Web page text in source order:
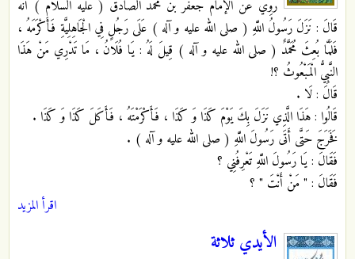
رُوِيَ عن الإمام جعفر بن محمد الصادق ( عليه السَّلام ) أنهُ
قَالَ : نَزَلَ رَسُولُ اللَّهِ ( صلى الله عليه و آله ) عَلَى رَجُلٍ فِي الْجَاهِلِيَّةِ فَأَكْرَمَهُ ،
فَلَمَّا بُعِثَ مُحَمَّدٌ ( صلى الله عليه و آله ) قِيلَ لَهُ : يَا فُلَانُ ، مَا تَدْرِي مَنْ هَذَا
النَّبِيُّ الْمَبْعُوثُ ؟!
قَالَ : لَا .
قَالُوا : هَذَا الَّذِي نَزَلَ بِكَ يَوْمَ كَذَا وَ كَذَا ، فَأَكْرَمْتَهُ ، فَأَكَلَ كَذَا وَ كَذَا .
فَخَرَجَ حَتَّى أَتَى رَسُولَ اللَّهِ ( صلى الله عليه و آله ) .
فَقَالَ : يَا رَسُولَ اللَّهِ تَعْرِفُنِي ؟
فَقَالَ : " مَنْ أَنْتَ " ؟
اقرأ المزيد
الأيدي ثلاثة